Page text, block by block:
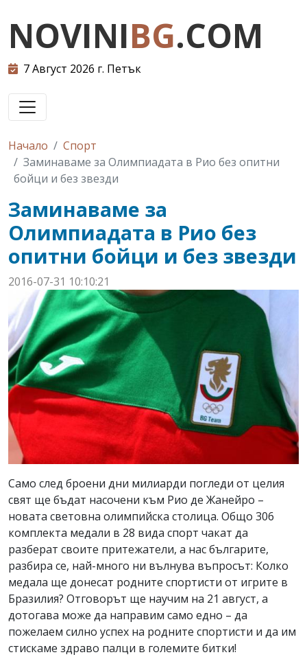
NOVINIBG.COM
7 Август 2026 г. Петък
Начало
Спорт
Заминаваме за Олимпиадата в Рио без опитни
бойци и без звезди
Заминаваме за
Олимпиадата в Рио без
опитни бойци и без звезди
2016-07-31 10:10:21
Само след броени дни милиарди погледи от целия
свят ще бъдат насочени към Рио де Жанейро –
новата световна олимпийска столица. Общо 306
комплекта медали в 28 вида спорт чакат да
разберат своите притежатели, а нас българите,
разбира се, най-много ни вълнува въпросът: Колко
медала ще донесат родните спортисти от игрите в
Бразилия? Отговорът ще научим на 21 август, а
дотогава може да направим само едно – да
пожелаем силно успех на родните спортисти и да им
стискаме здраво палци в големите битки!